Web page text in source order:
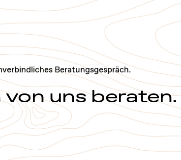
Beratungsgespräch.
von uns beraten.